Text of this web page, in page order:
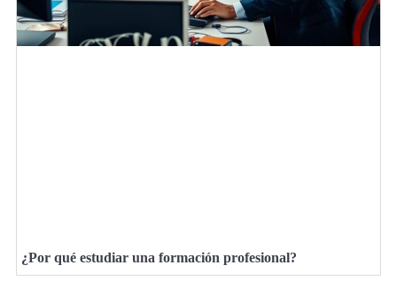
¿Por qué estudiar una formación profesional?